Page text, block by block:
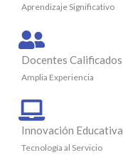
Aprendizaje Significativo
Docentes Calificados
Amplia Experiencia
Innovación Educativa
Tecnología al Servicio